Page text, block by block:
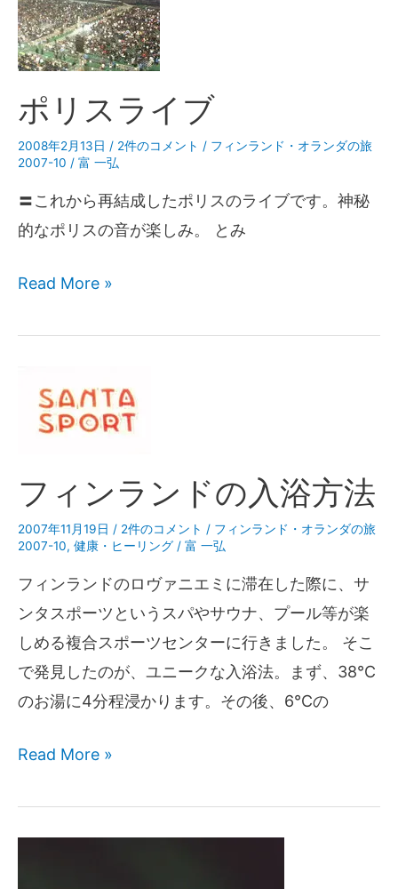
ポリスライブ
2008年2月13日 / 2件のコメント / フィンランド・オランダの旅
2007-10 / 富 一弘
〓これから再結成したポリスのライブです。神秘
的なポリスの音が楽しみ。 とみ
Read More »
フィンランドの入浴方法
2007年11月19日 / 2件のコメント / フィンランド・オランダの旅
2007-10, 健康・ヒーリング / 富 一弘
フィンランドのロヴァニエミに滞在した際に、サ
ンタスポーツというスパやサウナ、プール等が楽
しめる複合スポーツセンターに行きました。 そこ
で発見したのが、ユニークな入浴法。まず、38℃
のお湯に4分程浸かります。その後、6℃の
Read More »